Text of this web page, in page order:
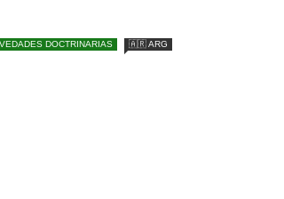
DOCTRINARIAS 🇦🇷 ARG